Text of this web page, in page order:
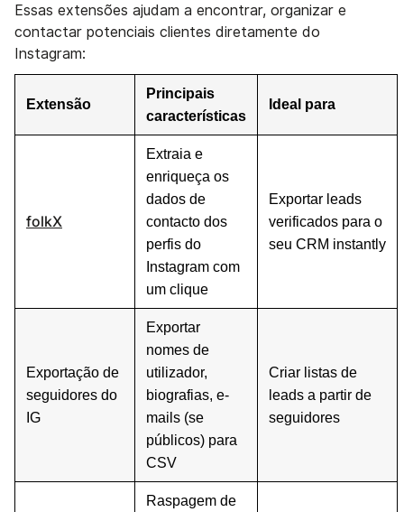
Essas extensões ajudam a encontrar, organizar e
contactar potenciais clientes diretamente do
Instagram:
Extensão
Principais
características
Ideal para
folkX
Extraia e
enriqueça os
dados de
contacto dos
perfis do
Instagram com
um clique
Exportar leads
verificados para o
seu CRM instantly
Exportação de
seguidores do
IG
Exportar
nomes de
utilizador,
biografias, e-
mails (se
públicos) para
CSV
Criar listas de
leads a partir de
seguidores
Raspagem de